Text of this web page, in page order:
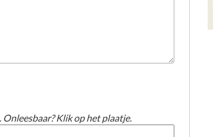
Onleesbaar? Klik op het plaatje.